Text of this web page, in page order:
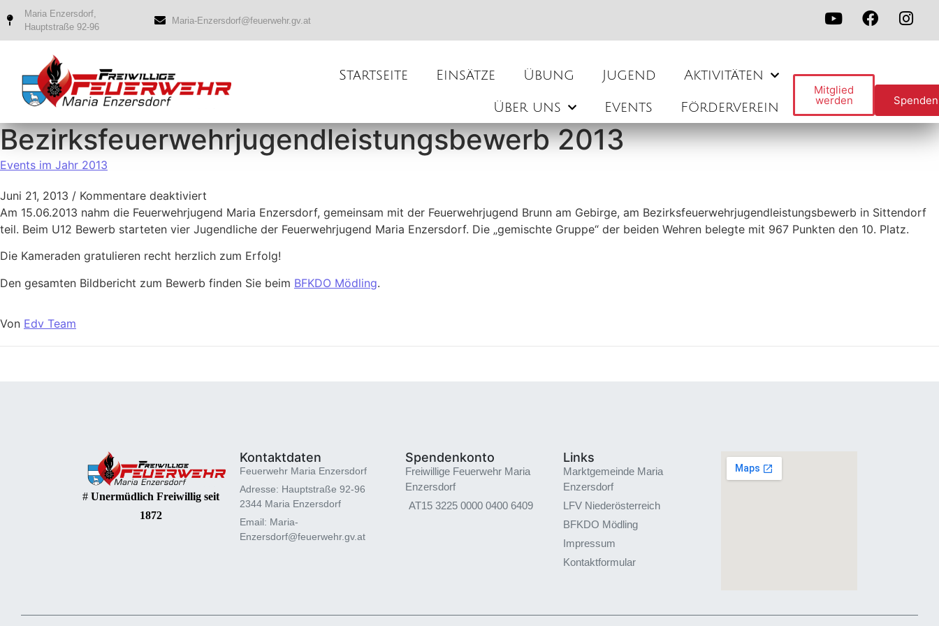
Maria Enzersdorf,
Hauptstraße 92-96
Maria-Enzersdorf@feuerwehr.gv.at
Startseite Einsätze Übung Jugend Aktivitäten
Über uns Events Förderverein
Mitglied
werden Spenden
Bezirksfeuerwehrjugendleistungsbewerb 2013
Events im Jahr 2013
Juni 21, 2013 / Kommentare deaktiviert
Am 15.06.2013 nahm die Feuerwehrjugend Maria Enzersdorf, gemeinsam mit der Feuerwehrjugend Brunn am Gebirge, am Bezirksfeuerwehrjugendleistungsbewerb in Sittendorf
teil. Beim U12 Bewerb starteten vier Jugendliche der Feuerwehrjugend Maria Enzersdorf. Die „gemischte Gruppe“ der beiden Wehren belegte mit 967 Punkten den 10. Platz.
Die Kameraden gratulieren recht herzlich zum Erfolg!
Den gesamten Bildbericht zum Bewerb finden Sie beim BFKDO Mödling.
Von Edv Team
# Unermüdlich Freiwillig seit
1872
Kontaktdaten
Feuerwehr Maria Enzersdorf
Adresse: Hauptstraße 92-96
2344 Maria Enzersdorf
Email: Maria-
Enzersdorf@feuerwehr.gv.at
Spendenkonto
Freiwillige Feuerwehr Maria
Enzersdorf
AT15 3225 0000 0400 6409
Links
Marktgemeinde Maria
Enzersdorf
LFV Niederösterreich
BFKDO Mödling
Impressum
Kontaktformular